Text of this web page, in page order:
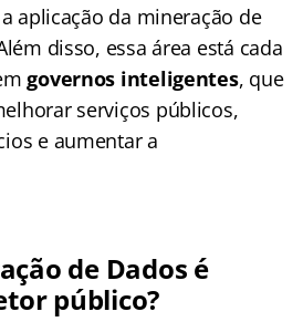
aplicação da mineração de
disso, essa área está cada
governos inteligentes, que
serviços públicos,
e aumentar a
de Dados é
público?